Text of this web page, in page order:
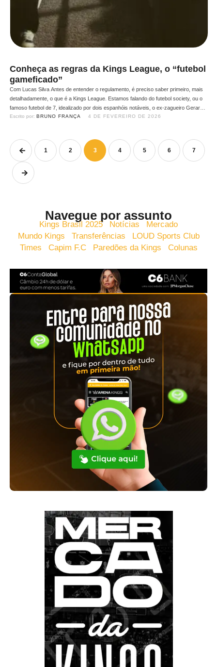
Conheça as regras da Kings League, o “futebol
gameficado”
Com Lucas Silva Antes de entender o regulamento, é preciso saber primeiro, mais
detalhadamente, o que é a Kings League. Estamos falando do futebol society, ou o
famoso futebol de 7, idealizado por dois espanhóis notáveis, o ex-zagueiro Gerard
Piqué, que fez história no Barcelona e na Seleção da Espanha, e por um dos
Escrito por: BRUNO FRANÇA 4 DE FEVEREIRO DE 2026
1 2 3 4 5 6 7
Navegue por assunto
Kings Brasil 2025 Notícias
Mercado
Mundo Kings
Transferências
LOUD Sports Club
Times
Capim F.C Paredões da Kings Colunas